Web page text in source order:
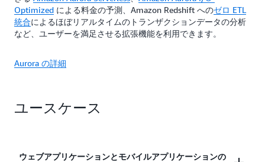
Optimized による料金の予測、Amazon Redshift へのゼロ ETL
統合によるほぼリアルタイムのトランザクションデータの分析
など、ユーザーを満足させる拡張機能を利用できます。
Aurora の詳細
ユースケース
ウェブアプリケーションとモバイルアプリケーションの